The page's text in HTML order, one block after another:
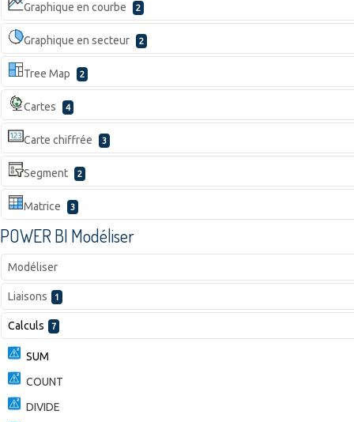
Graphique en courbe 2
Graphique en secteur 2
Tree Map 2
Cartes 4
Carte chiffrée 3
Segment 2
Matrice 3
POWER BI Modéliser
Modéliser
Liaisons 1
Calculs 7
SUM
COUNT
DIVIDE